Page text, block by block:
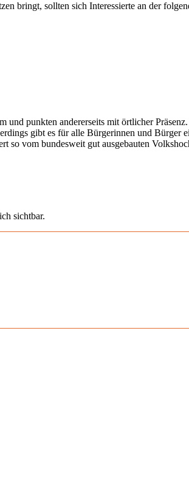
bringt, sollten sich Interessierte an der
punkten andererseits mit örtlicher
gibt es für alle Bürgerinnen und Bürger
so vom bundesweit gut ausgebauten
sichtbar.